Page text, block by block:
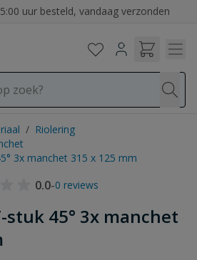
uur besteld, vandaag verzonden
/ Riolering
3x manchet 315 x 125 mm
0.0-0 reviews
stuk 45° 3x manchet